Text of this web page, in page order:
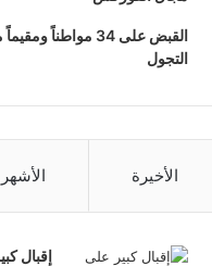
القبض على 34
التجول
الأخيرة الأشهر
إقبال